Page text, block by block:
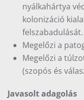
nyálkahártya
kolonizáció
felszabadulását.
Megelőzi a
Megelőzi a
(szopós és
Javasolt adagolás